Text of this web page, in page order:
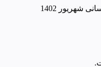
شهریور 1402